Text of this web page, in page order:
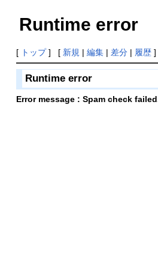
Runtime error
[ トップ] [ 新規 | 編集| 差分| 履歴]
Runtime error
Error message : Spam check